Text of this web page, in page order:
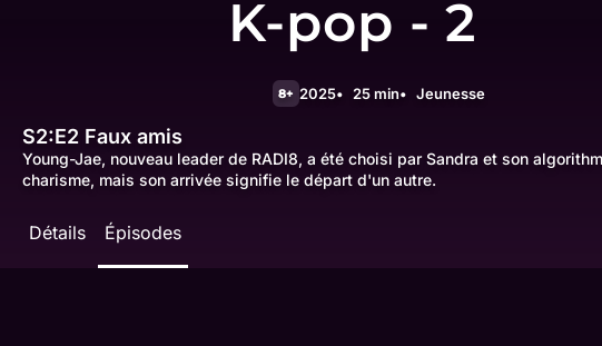
K-pop - 2
8+ 2025 25 min Jeunesse
S2:E2 Faux amis
Young-Jae, nouveau leader de RADI8, a été choisi par Sandra et son
charisme, mais son arrivée signifie le départ d'un autre.
Détails Épisodes